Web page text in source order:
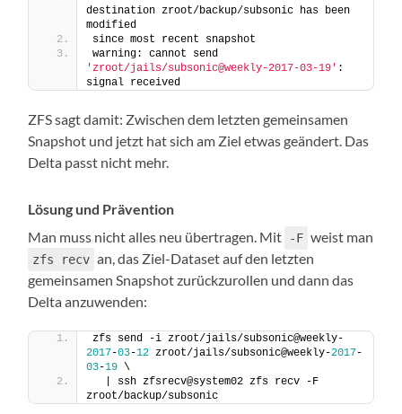
destination zroot/backup/subsonic has been
modified
since most recent snapshot
'zroot/jails/subsonic@weekly-2017-03-19' :
signal received
ZFS sagt damit: Zwischen dem letzten gemeinsamen
Snapshot und jetzt hat sich am Ziel etwas geändert. Das
Delta passt nicht mehr.
Lösung und Prävention
Man muss nicht alles neu übertragen. Mit
-F weist man
zfs recv an, das Ziel-Dataset auf den letzten
gemeinsamen Snapshot zurückzurollen und dann das
Delta anzuwenden:
zfs send -i zroot/jails/subsonic@weekly-
2017-03-12 zroot/jails/subsonic@weekly-2017-
03-19 \
  | ssh zfsrecv@system02 zfs recv -F
zroot/backup/subsonic